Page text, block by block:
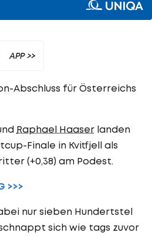
APP >>
Abschluss für Österreichs
Raphael Haaser landen
Finale in Kvitfjell als
(+0,38) am Podest.
>>>
nur sieben Hundertstel
sich wie tags zuvor